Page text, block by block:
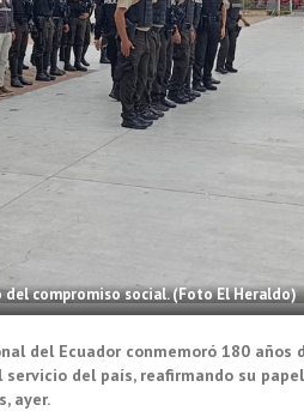
compromiso social. (Foto El Heraldo)
del Ecuador conmemoró 180 años
del país, reafirmando su
ayer.